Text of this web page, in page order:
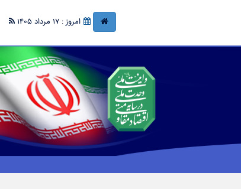
امروز : 17 مرداد 1405